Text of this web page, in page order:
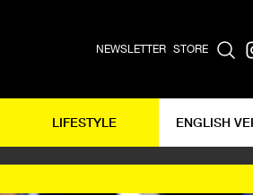
NEWSLETTER STORE
LIFESTYLE ENGLISH